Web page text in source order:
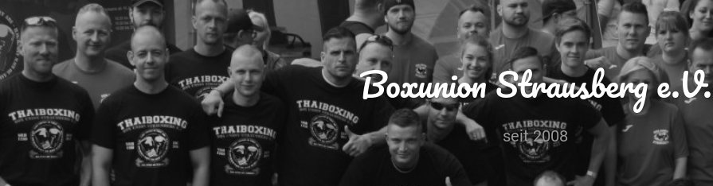
Boxunion Strausberg e.V.
seit 2008